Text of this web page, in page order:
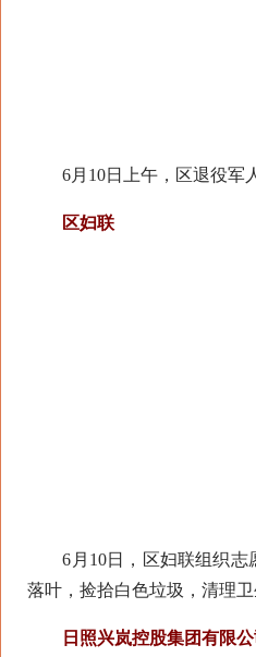
6月10日上午，区退役军人
区妇联
6月10日，区妇联组织志愿
落叶，捡拾白色垃圾，清理卫
日照兴岚控股集团有限公